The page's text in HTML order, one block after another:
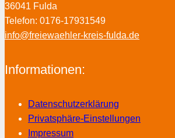
36041 Fulda
Telefon: 0176-17931549
info@freiewaehler-kreis-fulda.de
Informationen:
Datenschutzerklärung
Privatsphäre-Einstellungen
Impressum